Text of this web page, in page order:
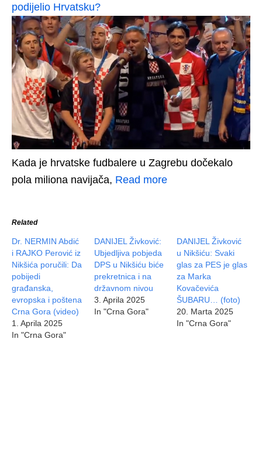
podijelio Hrvatsku?
Kada je hrvatske fudbalere u Zagrebu dočekalo
pola miliona navijača, Read more
Related
Dr. NERMIN Abdić
i RAJKO Perović iz
Nikšića poručili: Da
pobijedi
građanska,
evropska i poštena
Crna Gora (video)
1. Aprila 2025
In "Crna Gora"
DANIJEL Živković:
Ubjedljiva pobjeda
DPS u Nikšiću biće
prekretnica i na
državnom nivou
3. Aprila 2025
In "Crna Gora"
DANIJEL Živković
u Nikšiću: Svaki
glas za PES je glas
za Marka
Kovačevića
ŠUBARU… (foto)
20. Marta 2025
In "Crna Gora"